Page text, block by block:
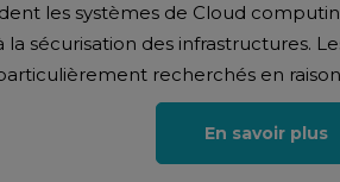
les systèmes de Cloud
sécurisation des infrastructures.
recherchés en
En savoir plus